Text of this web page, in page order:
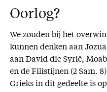
Oorlog?
We zouden bij het
kunnen denken aan
aan David die Syrië,
en de Filistijnen (2 Sam.
Grieks in dit gedeelte is